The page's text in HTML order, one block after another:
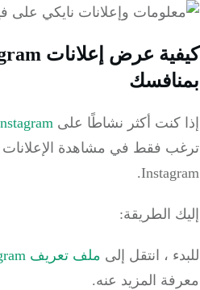
كنت أكثر نشاطًا علىInstagram
فقط في مشاهدة الإعلانات
الطريقة:
، انتقل إلى ملف تعريف Instagram
المزيد عنه.